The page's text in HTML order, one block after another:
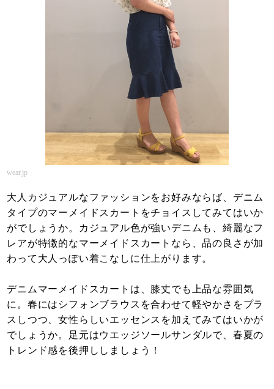
wear.jp
大人カジュアルなファッションをお好みならば、デニム
タイプのマーメイドスカートをチョイスしてみてはいか
がでしょうか。カジュアル色が強いデニムも、綺麗なフ
レアが特徴的なマーメイドスカートなら、品の良さが加
わって大人っぽい着こなしに仕上がります。
デニムマーメイドスカートは、膝丈でも上品な雰囲気
に。春にはシフォンブラウスを合わせて軽やかさをプラ
スしつつ、女性らしいエッセンスを加えてみてはいかが
でしょうか。足元はウエッジソールサンダルで、春夏の
トレンド感を後押ししましょう！